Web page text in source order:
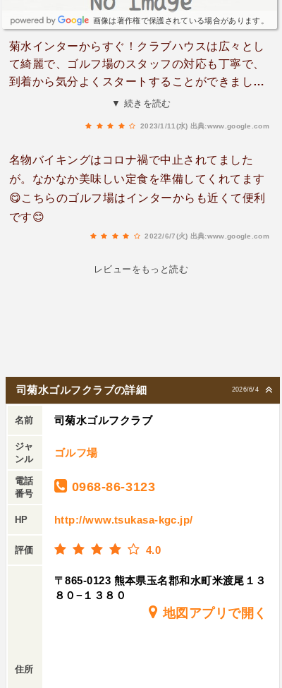
画像は著作権で保護されている場合があります。
菊水インターからすぐ！クラブハウスは広々とし
て綺麗で、ゴルフ場のスタッフの対応も丁寧で、
到着から気分よくスタートすることができまし
た。コースはOBがほとんどないですが、フェアウ
行くラインとそうでもラインがあって、難しかっ
たです。アウトコースはミドルホールでも距離が
あり、セカンドでも距離が残るので大変でした。
もちろん、その分楽しかったですが。アゴのある
ガードバンカーにハマってしまうことがあり、ベ
ストスコア！とは行きませんでしたが、また是非
▼ 続きを読む
2023/1/11(水) 出典:www.google.com
名物バイキングはコロナ禍で中止されてました
が。なかなか美味しい定食を準備してくれてます
😋こちらのゴルフ場はインターからも近くて便利
です😊
2022/6/7(火) 出典:www.google.com
レビューをもっと読む
2026/6/4
司菊水ゴルフクラブの詳細
名前 司菊水ゴルフクラブ
ジャ
ンル
ゴルフ場
電話
番号
0968-86-3123
HP http://www.tsukasa-kgc.jp/
評価 4.0
住所
〒865-0123 熊本県玉名郡和水町米渡尾１３
８０−１３８０
地図アプリで開く